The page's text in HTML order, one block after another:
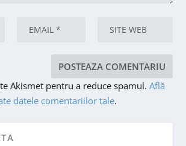
Akismet pentru a reduce spamul.Află
datele comentariilor tale.